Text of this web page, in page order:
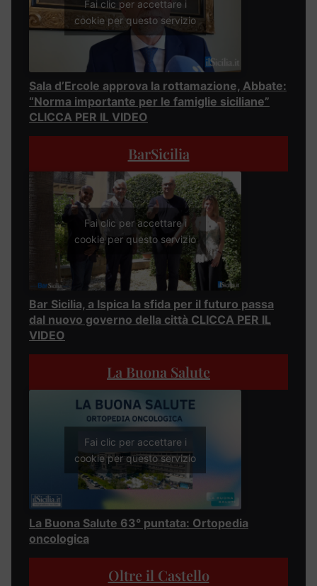
Fai clic per accettare i
cookie per questo servizio
Sala d’Ercole approva la rottamazione, Abbate:
“Norma importante per le famiglie siciliane”
CLICCA PER IL VIDEO
BarSicilia
Fai clic per accettare i
cookie per questo servizio
Bar Sicilia, a Ispica la sfida per il futuro passa
dal nuovo governo della città CLICCA PER IL
VIDEO
La Buona Salute
Fai clic per accettare i
cookie per questo servizio
La Buona Salute 63° puntata: Ortopedia
oncologica
Oltre il Castello